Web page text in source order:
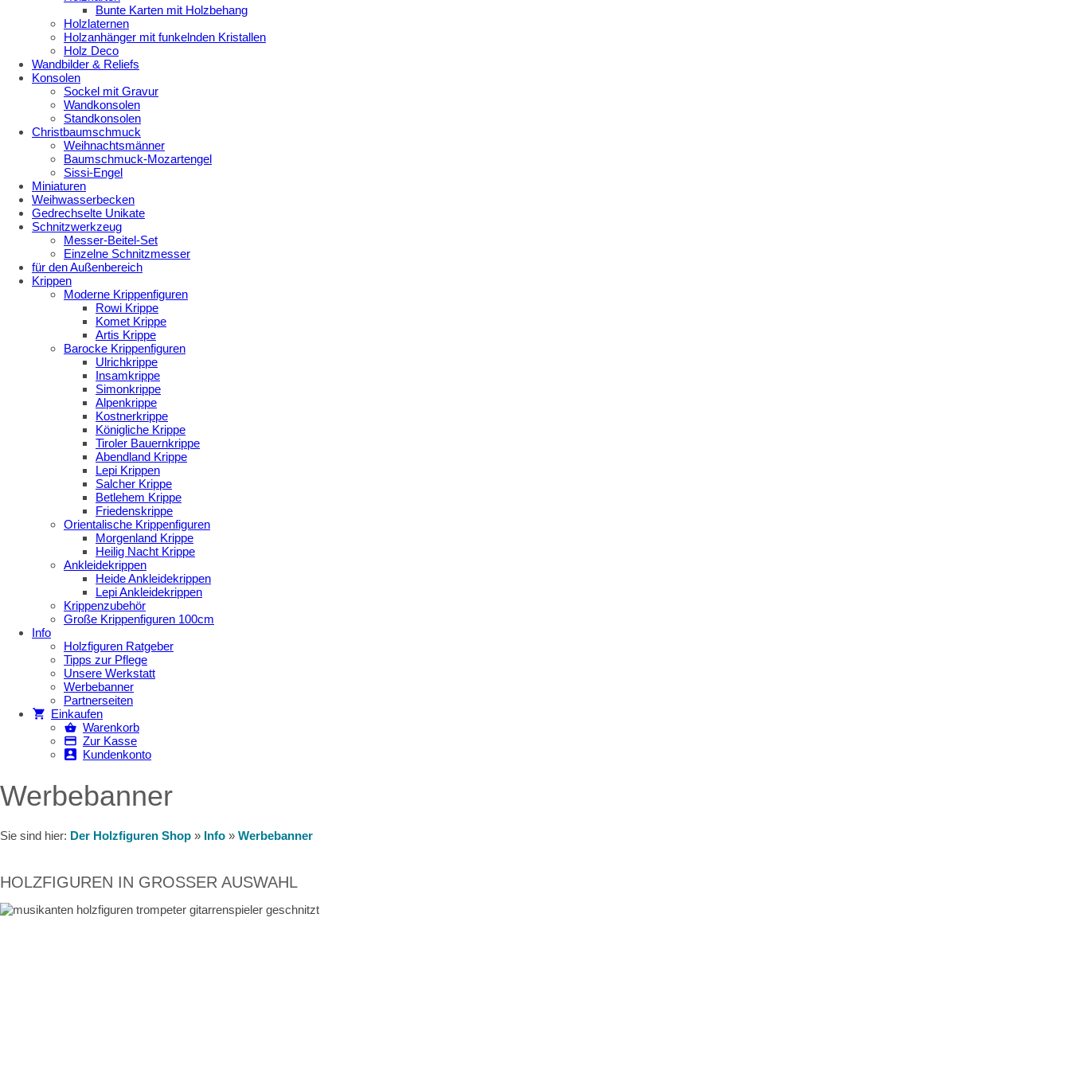
Bunte Karten mit Holzbehang
Holzlaternen
Holzanhänger mit funkelnden Kristallen
Holz Deco
Wandbilder & Reliefs
Konsolen
Sockel mit Gravur
Wandkonsolen
Standkonsolen
Christbaumschmuck
Weihnachtsmänner
Baumschmuck-Mozartengel
Sissi-Engel
Miniaturen
Weihwasserbecken
Gedrechselte Unikate
Schnitzwerkzeug
Messer-Beitel-Set
Einzelne Schnitzmesser
für den Außenbereich
Krippen
Moderne Krippenfiguren
Rowi Krippe
Komet Krippe
Artis Krippe
Barocke Krippenfiguren
Ulrichkrippe
Insamkrippe
Simonkrippe
Alpenkrippe
Kostnerkrippe
Königliche Krippe
Tiroler Bauernkrippe
Abendland Krippe
Lepi Krippen
Salcher Krippe
Betlehem Krippe
Friedenskrippe
Orientalische Krippenfiguren
Morgenland Krippe
Heilig Nacht Krippe
Ankleidekrippen
Heide Ankleidekrippen
Lepi Ankleidekrippen
Krippenzubehör
Große Krippenfiguren 100cm
Info
Holzfiguren Ratgeber
Tipps zur Pflege
Unsere Werkstatt
Werbebanner
Partnerseiten
Einkaufen
Warenkorb
Zur Kasse
Kundenkonto
Werbebanner
Sie sind hier: Der Holzfiguren Shop » Info » Werbebanner
HOLZFIGUREN IN GROSSER AUSWAHL